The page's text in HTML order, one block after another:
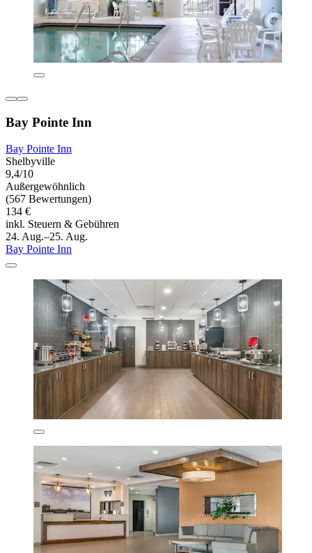
Bay Pointe Inn
Bay Pointe Inn
Shelbyville
9,4/10
Außergewöhnlich
(567 Bewertungen)
134 €
inkl. Steuern & Gebühren
24. Aug.–25. Aug.
Bay Pointe Inn